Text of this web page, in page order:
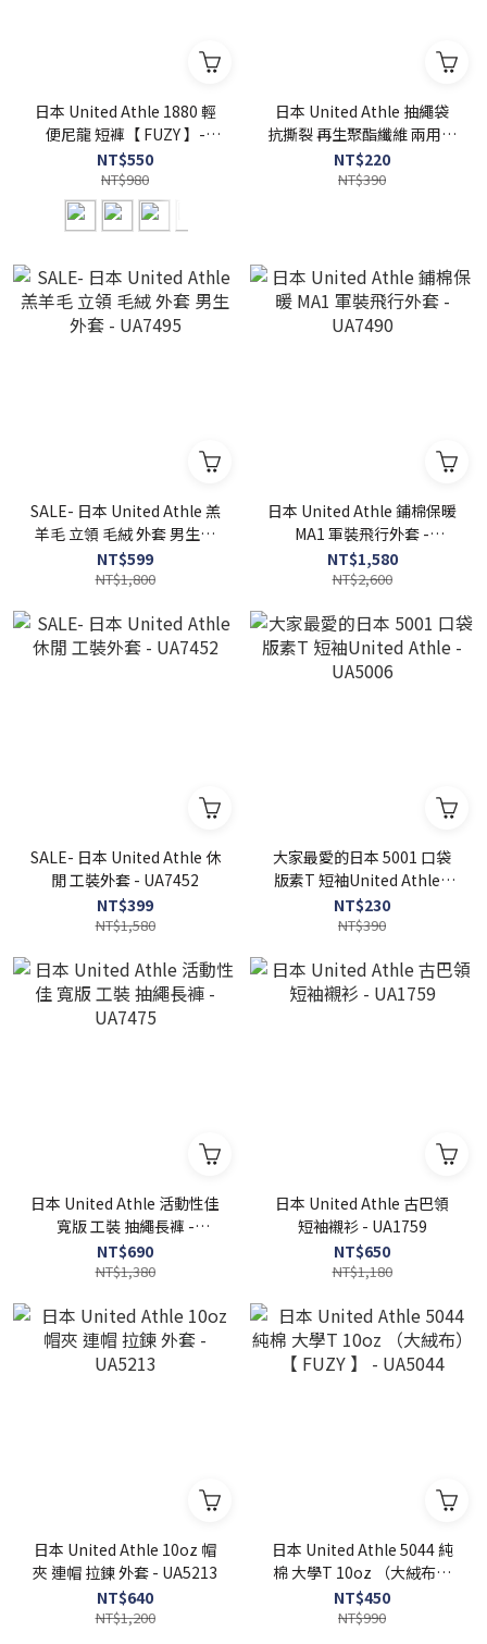
日本 United Athle 1880 輕
便尼龍 短褲【 FUZY 】-
UA1880
NT$550
NT$980
日本 United Athle 抽繩袋
抗撕裂 再生聚酯纖維 兩用包
包【 FUZY 】- UA1392
NT$220
NT$390
SALE- 日本 United Athle 羔
羊毛 立領 毛絨 外套 男生外
套 - UA7495
NT$599
NT$1,800
日本 United Athle 鋪棉保暖
MA1 軍裝飛行外套 -
UA7490
NT$1,580
NT$2,600
SALE- 日本 United Athle 休
閒 工裝外套 - UA7452
NT$399
NT$1,580
大家最愛的日本 5001 口袋
版素T 短袖United Athle -
UA5006
NT$230
NT$390
日本 United Athle 活動性佳
寬版 工裝 抽繩長褲 -
UA7475
NT$690
NT$1,380
日本 United Athle 古巴領
短袖襯衫 - UA1759
NT$650
NT$1,180
日本 United Athle 10oz 帽
夾 連帽 拉鍊 外套 - UA5213
NT$640
NT$1,200
日本 United Athle 5044 純
棉 大學T 10oz （大絨布）
【 FUZY 】 - UA5044
NT$450
NT$990